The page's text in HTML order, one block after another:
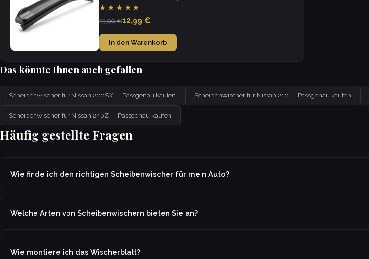
visibility in all weather.
★★★★★
23,99 €12,99 €
In den Warenkorb
Das könnte Ihnen auch gefallen
Scheibenwischer für Nissan 200SX — Passgenau kaufen Scheibenwischer für Nissan 210 — Passgenau kaufen
Scheibenwischer für Nissan 240Z — Passgenau kaufen
Häufig gestellte Fragen
Wie finde ich den richtigen Scheibenwischer für mein Auto?
Welche Arten von Scheibenwischern bieten Sie an?
Wie montiere ich das Wischerblatt?